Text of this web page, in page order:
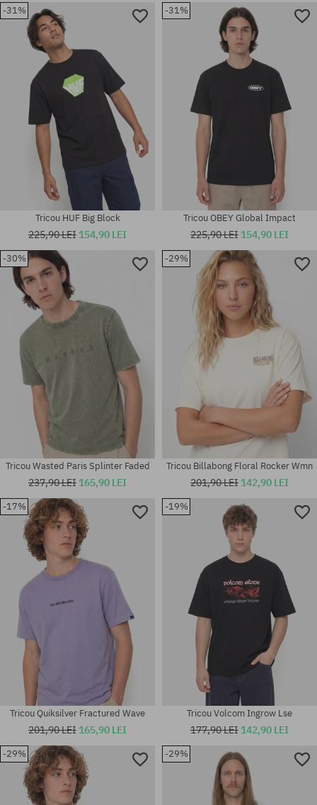
Mărimi existente:
Mărimi existente:
S; M; XL; XXL
Mărimi existente:
M; L
Mărimi existente:
S; M; L; XL; XXL
-31%
Mărimi existente:
M; L; XL
Tricou HUF Big Block
225,90 LEI 154,90 LEI
-31%
Mărimi existente:
Tricou OBEY Global Impact
225,90 LEI 154,90 LEI
-30%
Mărimi existente:
M; L; XL
Tricou Wasted Paris Splinter Faded
237,90 LEI 165,90 LEI
-29%
Mărimi existente:
Tricou Billabong Floral Rocker Wmn
201,90 LEI 142,90 LEI
-17%
Tricou Quiksilver Fractured Wave
201,90 LEI 165,90 LEI
-19%
Tricou Volcom Ingrow Lse
177,90 LEI 142,90 LEI
-29% -29%